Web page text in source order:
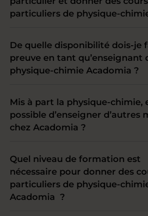
particuliers de physique-
De quelle disponibilité dois-je
preuve en tant qu’enseignant
physique-chimie Acadomia ?
Mis à part la physique-chimie,
possible d’enseigner d’autres
chez Acadomia ?
Quel niveau de formation est
nécessaire pour donner des
particuliers de physique-
Acadomia ?